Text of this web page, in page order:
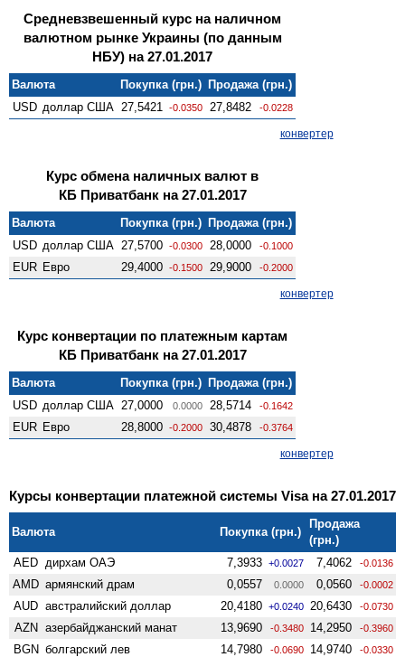
Средневзвешенный курс на наличном
валютном рынке Украины (по данным
НБУ) на 27.01.2017
Валюта Покупка (грн.) Продажа (грн.)
USD доллар США 27,5421 -0.0350 27,8482 -0.0228
конвертер
Курс обмена наличных валют в
КБ Приватбанк на 27.01.2017
Валюта Покупка (грн.) Продажа (грн.)
USD доллар США 27,5700 -0.0300 28,0000 -0.1000
EUR Евро 29,4000 -0.1500 29,9000 -0.2000
конвертер
Курс конвертации по платежным картам
КБ Приватбанк на 27.01.2017
Валюта Покупка (грн.) Продажа (грн.)
USD доллар США 27,0000 0.0000 28,5714 -0.1642
EUR Евро 28,8000 -0.2000 30,4878 -0.3764
конвертер
Курсы конвертации платежной системы Visa на 27.01.2017
Валюта Покупка (грн.)
Продажа
(грн.)
AED дирхам ОАЭ 7,3933 +0.0027 7,4062 -0.0136
AMD армянский драм 0,0557 0.0000 0,0560 -0.0002
AUD австралийский доллар 20,4180 +0.0240 20,6430 -0.0730
AZN азербайджанский манат 13,9690 -0.3480 14,2950 -0.3960
BGN болгарский лев 14,7980 -0.0690 14,9740 -0.0330